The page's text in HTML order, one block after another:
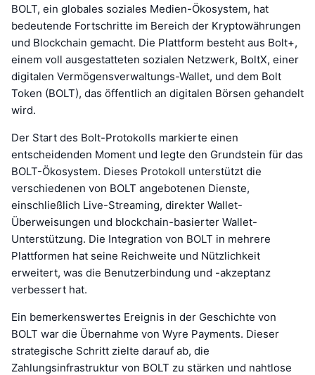
BOLT, ein globales soziales Medien-Ökosystem, hat
bedeutende Fortschritte im Bereich der Kryptowährungen
und Blockchain gemacht. Die Plattform besteht aus Bolt+,
einem voll ausgestatteten sozialen Netzwerk, BoltX, einer
digitalen Vermögensverwaltungs-Wallet, und dem Bolt
Token (BOLT), das öffentlich an digitalen Börsen gehandelt
wird.
Der Start des Bolt-Protokolls markierte einen
entscheidenden Moment und legte den Grundstein für das
BOLT-Ökosystem. Dieses Protokoll unterstützt die
verschiedenen von BOLT angebotenen Dienste,
einschließlich Live-Streaming, direkter Wallet-
Überweisungen und blockchain-basierter Wallet-
Unterstützung. Die Integration von BOLT in mehrere
Plattformen hat seine Reichweite und Nützlichkeit
erweitert, was die Benutzerbindung und -akzeptanz
verbessert hat.
Ein bemerkenswertes Ereignis in der Geschichte von
BOLT war die Übernahme von Wyre Payments. Dieser
strategische Schritt zielte darauf ab, die
Zahlungsinfrastruktur von BOLT zu stärken und nahtlose